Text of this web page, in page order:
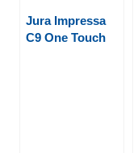
Jura Impressa
C9 One Touch